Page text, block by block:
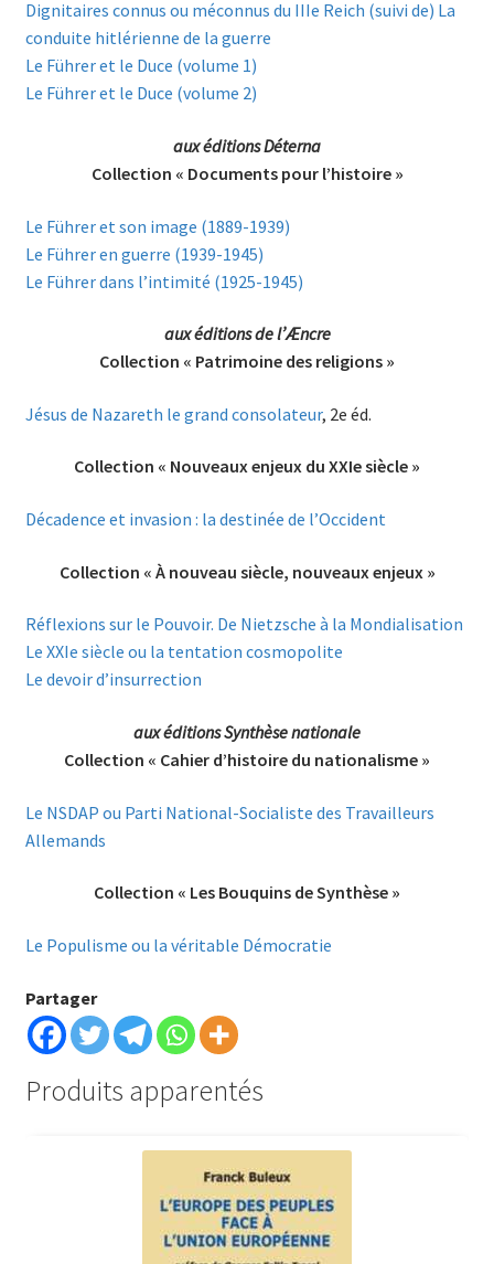
Dignitaires connus ou méconnus du IIIe Reich (suivi de) La
conduite hitlérienne de la guerre
Le Führer et le Duce (volume 1)
Le Führer et le Duce (volume 2)
aux éditions Déterna
Collection « Documents pour l’histoire »
Le Führer et son image (1889-1939)
Le Führer en guerre (1939-1945)
Le Führer dans l’intimité (1925-1945)
aux éditions de l’Æncre
Collection « Patrimoine des religions »
Jésus de Nazareth le grand consolateur, 2e éd.
Collection « Nouveaux enjeux du XXIe siècle »
Décadence et invasion : la destinée de l’Occident
Collection « À nouveau siècle, nouveaux enjeux »
Réflexions sur le Pouvoir. De Nietzsche à la Mondialisation
Le XXIe siècle ou la tentation cosmopolite
Le devoir d’insurrection
aux éditions Synthèse nationale
Collection « Cahier d’histoire du nationalisme »
Le NSDAP ou Parti National-Socialiste des Travailleurs
Allemands
Collection « Les Bouquins de Synthèse »
Le Populisme ou la véritable Démocratie
Partager
Produits apparentés